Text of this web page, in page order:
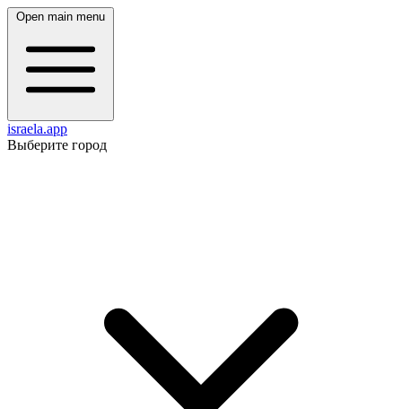
Open main menu
israela.app
Выберите город